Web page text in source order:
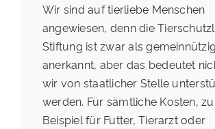
Wir sind auf tierliebe Menschen
angewiesen, denn die
Stiftung ist zwar als gemeinnützig
anerkannt, aber das bedeutet
wir von staatlicher Stelle
werden. Für sämtliche Kosten,
Beispiel für Futter, Tierarzt oder